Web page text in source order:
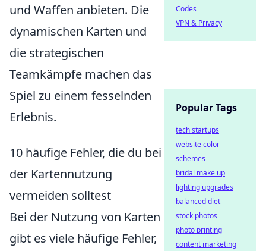
und Waffen anbieten. Die
dynamischen Karten und
die strategischen
Teamkämpfe machen das
Spiel zu einem fesselnden
Erlebnis.
10 häufige Fehler, die du bei
der Kartennutzung
vermeiden solltest
Bei der Nutzung von Karten
gibt es viele häufige Fehler,
Codes
VPN & Privacy
Popular Tags
tech startups
website color
schemes
bridal make up
lighting upgrades
balanced diet
stock photos
photo printing
content marketing